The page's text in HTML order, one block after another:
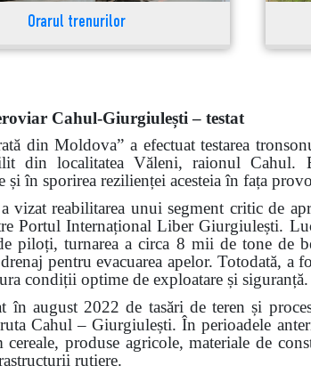
Orarul trenurilor
Cahul-Giurgiulești – testat
din Moldova” a efectuat testarea
din localitatea Văleni, raionul Cahul.
în sporirea rezilienței acesteia în fața
reabilitarea unui segment critic de
Portul Internațional Liber Giurgiulești.
piloți, turnarea a circa 8 mii de tone de
pentru evacuarea apelor. Totodată, a
condiții optime de exploatare și siguranță.
august 2022 de tasări de teren și
Cahul – Giurgiulești. În perioadele
produse agricole, materiale de
rutiere.